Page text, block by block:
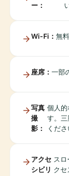
ー：
Wi-Fi： 無
座席： 一部
写真
撮
影：
個人
す。
くださ
アクセ
シビリ
ス
クセ